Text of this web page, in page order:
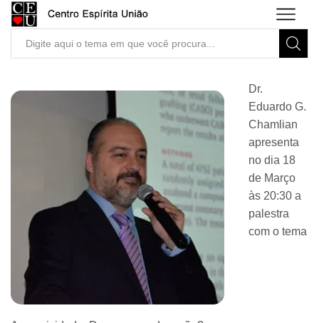
Search
Dr.
Eduardo G.
Chamlian
apresenta
no dia 18
de Março
às 20:30 a
palestra
com o tema